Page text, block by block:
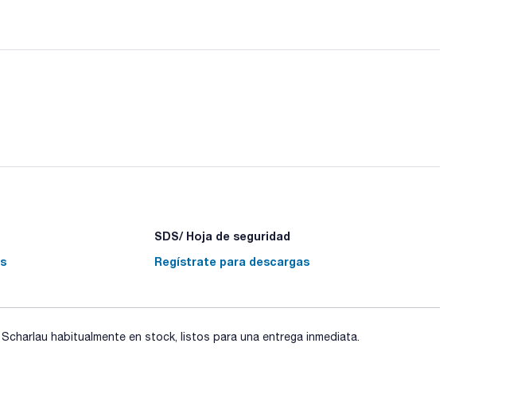
con ranura tipo Schott
SDS/ Hoja de seguridad
Regístrate para descargas
habitualmente en stock, listos para una entrega inmediata.